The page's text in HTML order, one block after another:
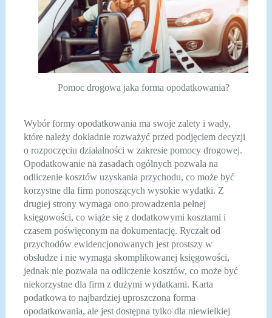
Pomoc drogowa jaka forma opodatkowania?
Wybór formy opodatkowania ma swoje zalety i wady,
które należy dokładnie rozważyć przed podjęciem decyzji
o rozpoczęciu działalności w zakresie pomocy drogowej.
Opodatkowanie na zasadach ogólnych pozwala na
odliczenie kosztów uzyskania przychodu, co może być
korzystne dla firm ponoszących wysokie wydatki. Z
drugiej strony wymaga ono prowadzenia pełnej
księgowości, co wiąże się z dodatkowymi kosztami i
czasem poświęconym na dokumentację. Ryczałt od
przychodów ewidencjonowanych jest prostszy w
obsłudze i nie wymaga skomplikowanej księgowości,
jednak nie pozwala na odliczenie kosztów, co może być
niekorzystne dla firm z dużymi wydatkami. Karta
podatkowa to najbardziej uproszczona forma
opodatkowania, ale jest dostępna tylko dla niewielkiej